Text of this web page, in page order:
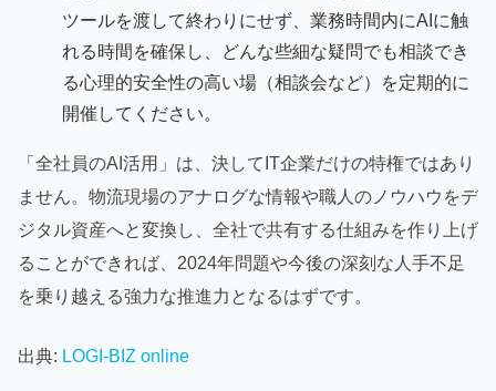
ツールを渡して終わりにせず、業務時間内にAIに触
れる時間を確保し、どんな些細な疑問でも相談でき
る心理的安全性の高い場（相談会など）を定期的に
開催してください。
「全社員のAI活用」は、決してIT企業だけの特権ではあり
ません。物流現場のアナログな情報や職人のノウハウをデ
ジタル資産へと変換し、全社で共有する仕組みを作り上げ
ることができれば、2024年問題や今後の深刻な人手不足
を乗り越える強力な推進力となるはずです。
出典: LOGI-BIZ online